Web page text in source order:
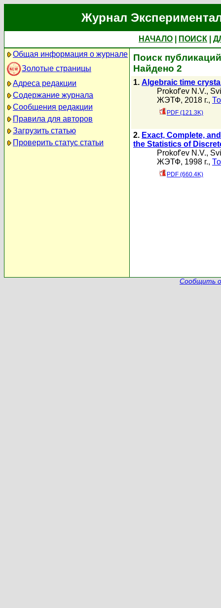
Журнал
НАЧАЛО ПОИСК
Общая информация о журнале
Золотые страницы
Адреса редакции
Содержание журнала
Сообщения редакции
Правила для авторов
Загрузить статью
Проверить статус статьи
Поиск
Найдено 2
1. Algebraic time
Prokof'ev N.V.,
ЖЭТФ, 2018 г.,
PDF (121.3K)
2. Exact, Complete,
the Statistics of
Prokof'ev N.V.,
ЖЭТФ, 1998 г.,
PDF (660.4K)
Сообщить о